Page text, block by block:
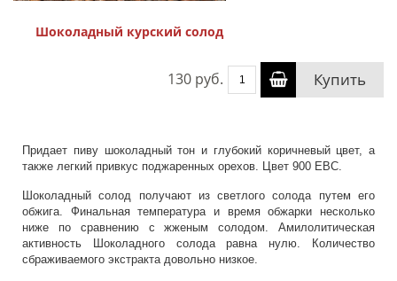
Шоколадный курский солод
130 руб. Купить
Придает пиву шоколадный тон и глубокий коричневый цвет, а
также легкий привкус поджаренных орехов. Цвет 900 EBC.
Шоколадный солод получают из светлого солода путем его
обжига. Финальная температура и время обжарки несколько
ниже по сравнению с жженым солодом. Амилолитическая
активность Шоколадного солода равна нулю. Количество
сбраживаемого экстракта довольно низкое.